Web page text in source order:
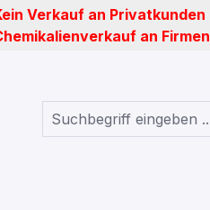
Verkauf an Privatkunden
an